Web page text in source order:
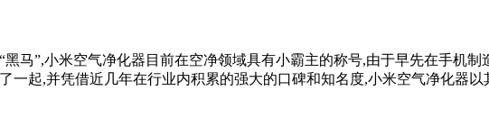
马”,小米空气净化器目前在空净领域具有小霸主的称号,由于早先在手机
一起,并凭借近几年在行业内积累的强大的口碑和知名度,小米空气净化器以